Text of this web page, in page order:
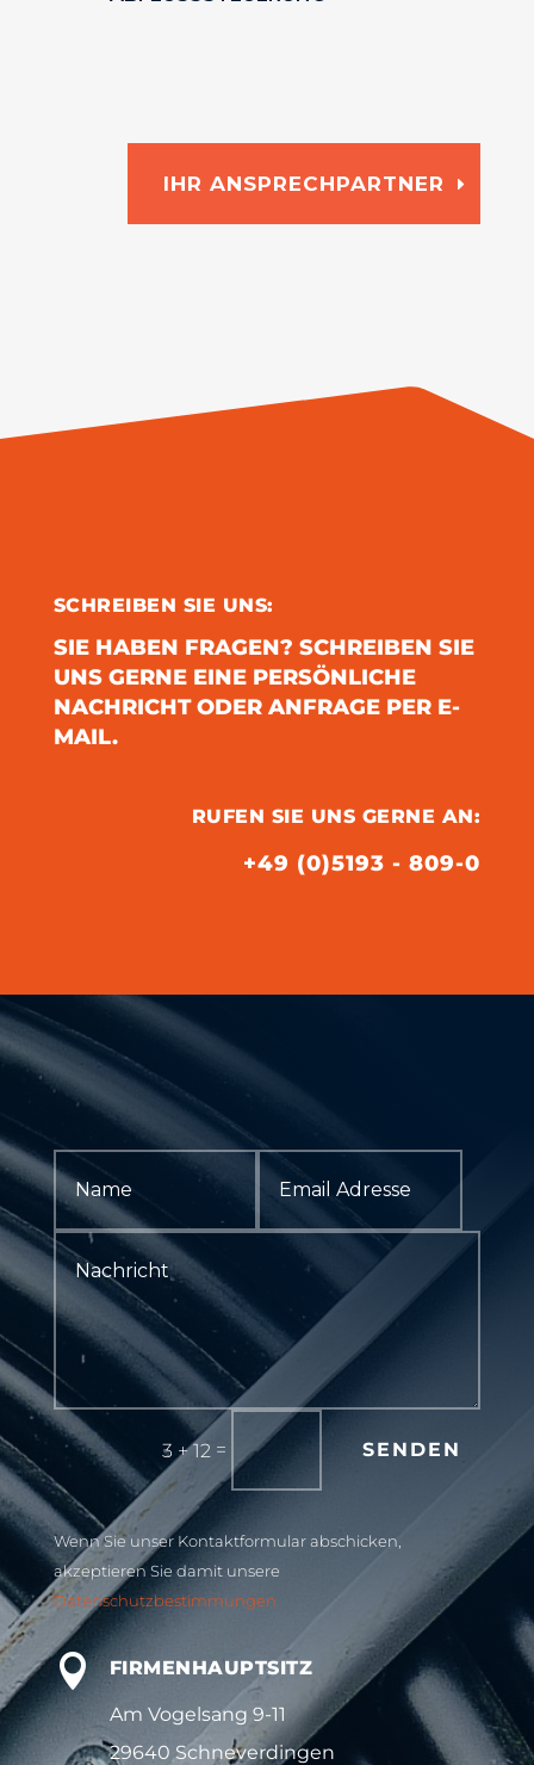
IHR ANSPRECHPARTNER
SCHREIBEN SIE UNS:
SIE HABEN FRAGEN? SCHREIBEN SIE
UNS GERNE EINE PERSÖNLICHE
NACHRICHT ODER ANFRAGE PER E-
MAIL.
RUFEN SIE UNS GERNE AN:
+49 (0)5193 - 809-0
3 + 12 = SENDEN
Wenn Sie unser Kontaktformular abschicken,
akzeptieren Sie damit unsere
Datenschutzbestimmungen
 FIRMENHAUPTSITZ
Am Vogelsang 9-11
29640 Schneverdingen